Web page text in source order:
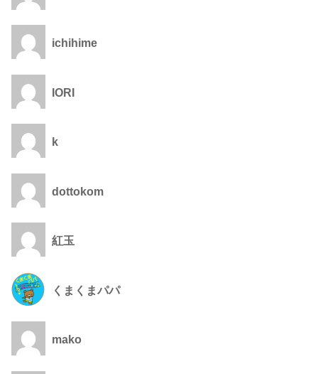
ichihime
IORI
k
dottokom
紅玉
くまくまパパ
mako